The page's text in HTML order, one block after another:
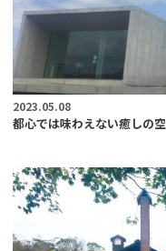
2023.05.08
都心では味わえない癒しの